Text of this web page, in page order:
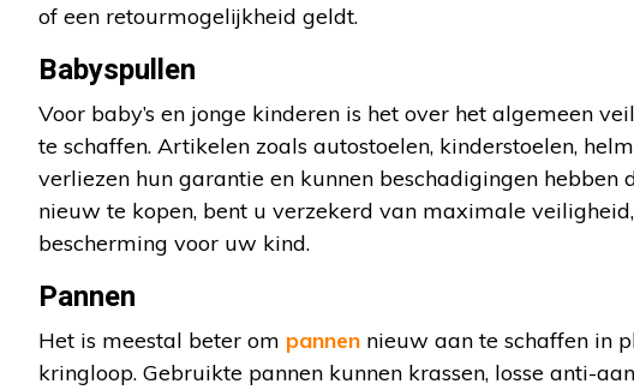
of een retourmogelijkheid geldt.
Babyspullen
Voor baby’s en jonge kinderen is het over het algemeen
te schaffen. Artikelen zoals autostoelen, kinderstoelen,
verliezen hun garantie en kunnen beschadigingen hebben
nieuw te kopen, bent u verzekerd van maximale
bescherming voor uw kind.
Pannen
Het is meestal beter om pannen nieuw aan te schaffen in
kringloop. Gebruikte pannen kunnen krassen, losse anti-